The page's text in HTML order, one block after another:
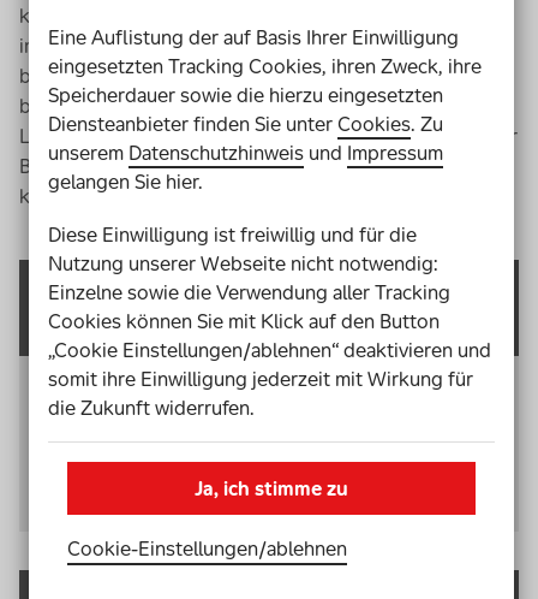
kommen Sie zur thematischen Ausführung des Themas
im Leitfaden selber, den Sie auch komplett als
barrierefreiesPDFherunterladen können. Außerdem
bieten wie Ihnen eineCheck liste zum ThemaE-
Learningan, anhand derer Sie die wichtigsten Punkte zur
Barrierefreiheit IhresE-LearningKurses überprüfen
können.
Kapitel 1: Was ist digitales Lernen?
Einführung: die Welt des digitalen Lernens und
Erklärung der wichtigsten Begriffe wie „
„asynchrones Lernen“ und „Online-Schulung“.
Zu Kapitel 1 - Einführung Online-Schulung
Eine Auflistung der auf Basis Ihrer Einwilligung
eingesetzten Tracking Cookies, ihren Zweck, ihre
Speicherdauer sowie die hierzu eingesetzten
Diensteanbieter finden Sie unterCookies. Zu
unserem Datenschutzhinweis und Impressum
gelangen Sie hier.
Diese Einwilligung ist freiwillig und für die
Nutzung unserer Webseite nicht notwendig:
Einzelne sowie die Verwendung aller Tracking
Cookies können Sie mit Klick auf den Button
„Cookie Einstellungen/ablehnen“ deaktivieren und
somit ihre Einwilligung jederzeit mit Wirkung für
die Zukunft widerrufen.
Ja, ich stimme zu
Cookie-Einstellungen­/­ablehnen